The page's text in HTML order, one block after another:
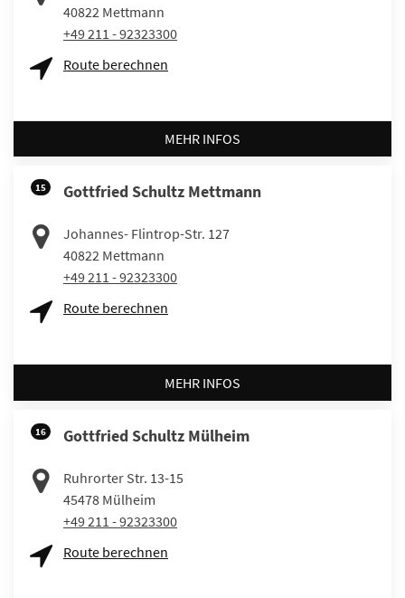
40822 Mettmann
+49 211 - 92323300
Route berechnen
MEHR INFOS
15 Gottfried Schultz Mettmann
Johannes- Flintrop-Str. 127
40822 Mettmann
+49 211 - 92323300
Route berechnen
MEHR INFOS
16 Gottfried Schultz Mülheim
Ruhrorter Str. 13-15
45478 Mülheim
+49 211 - 92323300
Route berechnen